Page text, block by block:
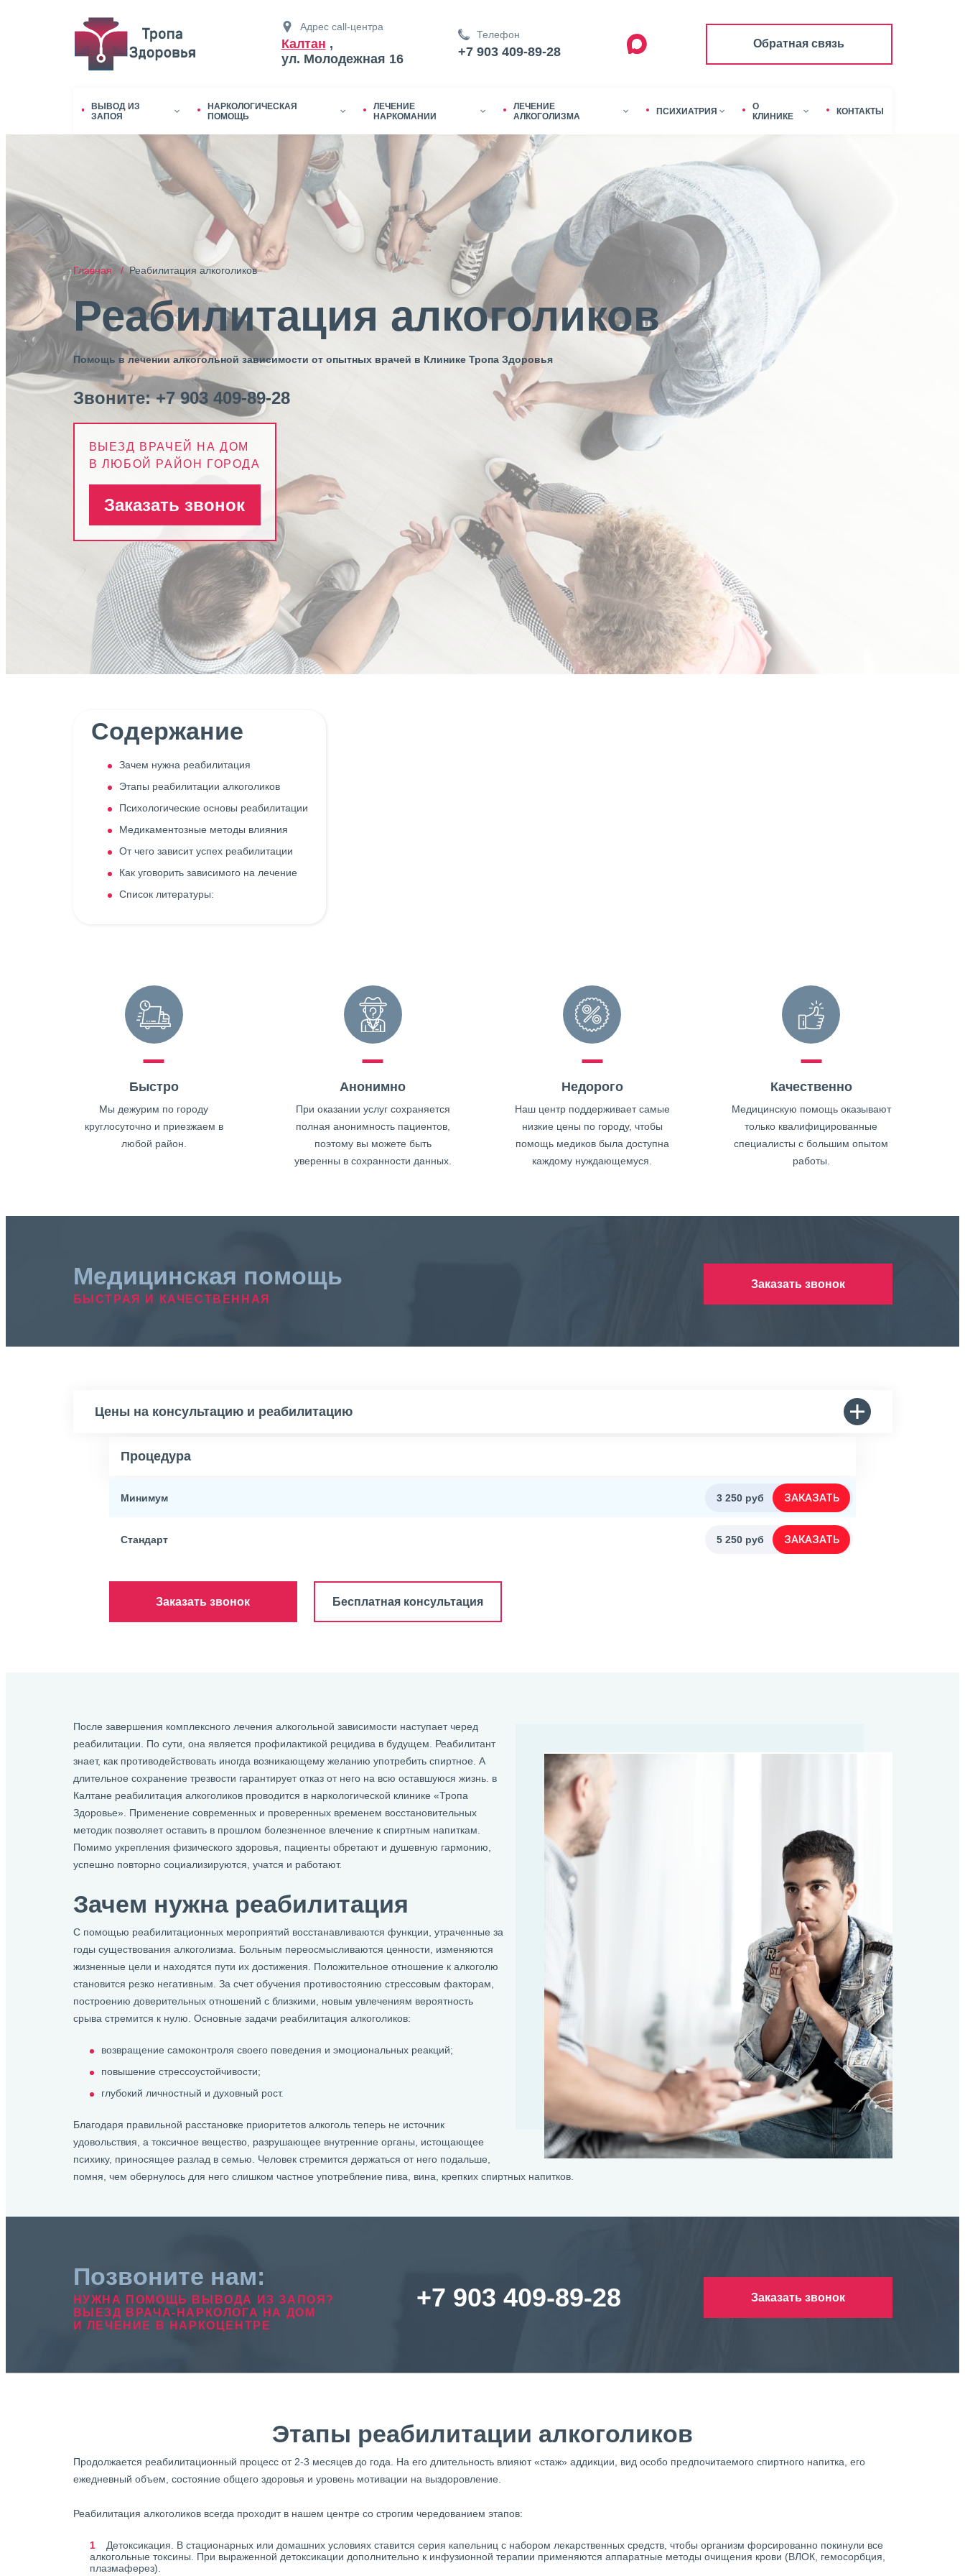
Адрес call-центра
Калтан ,
ул. Молодежная 16
Телефон
+7 903 409-89-28
Обратная связь
ВЫВОД ИЗ
ЗАПОЯ
НАРКОЛОГИЧЕСКАЯ
ПОМОЩЬ
ЛЕЧЕНИЕ
НАРКОМАНИИ
ЛЕЧЕНИЕ
АЛКОГОЛИЗМА
ПСИХИАТРИЯ
О
КЛИНИКЕ
КОНТАКТЫ
Главная /Реабилитация алкоголиков
Реабилитация алкоголиков
Помощь в лечении алкогольной зависимости от опытных врачей в Клинике Тропа Здоровья
Звоните:+7 903 409-89-28
ВЫЕЗД ВРАЧЕЙ НА ДОМ
В ЛЮБОЙ РАЙОН ГОРОДА
Заказать звонок
Содержание
Зачем нужна реабилитация
Этапы реабилитации алкоголиков
Психологические основы реабилитации
Медикаментозные методы влияния
От чего зависит успех реабилитации
Как уговорить зависимого на лечение
Список литературы:
Быстро
Мы дежурим по городу
круглосуточно и приезжаем в
любой район.
Анонимно
При оказании услуг сохраняется
полная анонимность пациентов,
поэтому вы можете быть
уверенны в сохранности данных.
Недорого
Наш центр поддерживает самые
низкие цены по городу, чтобы
помощь медиков была доступна
каждому нуждающемуся.
Качественно
Медицинскую помощь оказывают
только квалифицированные
специалисты с большим опытом
работы.
Медицинская помощь
БЫСТРАЯ И КАЧЕСТВЕННАЯ
Заказать звонок
Цены на консультацию и реабилитацию
Процедура
Минимум 3 250 руб ЗАКАЗАТЬ
Стандарт 5 250 руб ЗАКАЗАТЬ
Заказать звонок Бесплатная консультация
После завершения комплексного лечения алкогольной зависимости наступает черед
реабилитации. По сути, она является профилактикой рецидива в будущем. Реабилитант
знает, как противодействовать иногда возникающему желанию употребить спиртное. А
длительное сохранение трезвости гарантирует отказ от него на всю оставшуюся жизнь. в
Калтане реабилитация алкоголиков проводится в наркологической клинике «Тропа
Здоровье». Применение современных и проверенных временем восстановительных
методик позволяет оставить в прошлом болезненное влечение к спиртным напиткам.
Помимо укрепления физического здоровья, пациенты обретают и душевную гармонию,
успешно повторно социализируются, учатся и работают.
Зачем нужна реабилитация
С помощью реабилитационных мероприятий восстанавливаются функции, утраченные за
годы существования алкоголизма. Больным переосмысливаются ценности, изменяются
жизненные цели и находятся пути их достижения. Положительное отношение к алкоголю
становится резко негативным. За счет обучения противостоянию стрессовым факторам,
построению доверительных отношений с близкими, новым увлечениям вероятность
срыва стремится к нулю. Основные задачи реабилитация алкоголиков:
возвращение самоконтроля своего поведения и эмоциональных реакций;
повышение стрессоустойчивости;
глубокий личностный и духовный рост.
Благодаря правильной расстановке приоритетов алкоголь теперь не источник
удовольствия, а токсичное вещество, разрушающее внутренние органы, истощающее
психику, приносящее разлад в семью. Человек стремится держаться от него подальше,
помня, чем обернулось для него слишком частное употребление пива, вина, крепких спиртных напитков.
Позвоните нам:
НУЖНА ПОМОЩЬ ВЫВОДА ИЗ ЗАПОЯ?
ВЫЕЗД ВРАЧА-НАРКОЛОГА НА ДОМ
И ЛЕЧЕНИЕ В НАРКОЦЕНТРЕ
+7 903 409-89-28 Заказать звонок
Этапы реабилитации алкоголиков
Продолжается реабилитационный процесс от 2-3 месяцев до года. На его длительность влияют «стаж» аддикции, вид особо предпочитаемого спиртного напитка, его
ежедневный объем, состояние общего здоровья и уровень мотивации на выздоровление.
Реабилитация алкоголиков всегда проходит в нашем центре со строгим чередованием этапов:
Детоксикация. В стационарных или домашних условиях ставится серия капельниц с набором лекарственных средств, чтобы организм форсированно покинули все
алкогольные токсины. При выраженной детоксикации дополнительно к инфузионной терапии применяются аппаратные методы очищения крови (ВЛОК, гемосорбция,
плазмаферез).